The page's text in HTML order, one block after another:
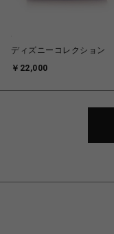
ディズニーコレクション
￥22,000